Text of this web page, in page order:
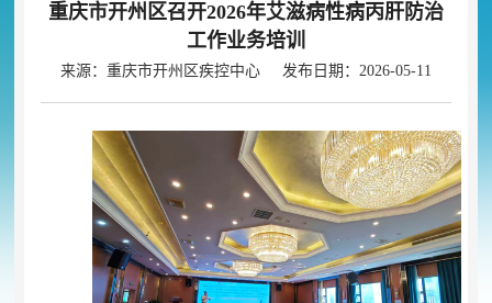
重庆市开州区召开2026年艾滋病性病丙肝防治
工作业务培训
来源：重庆市开州区疾控中心 发布日期：2026-05-11